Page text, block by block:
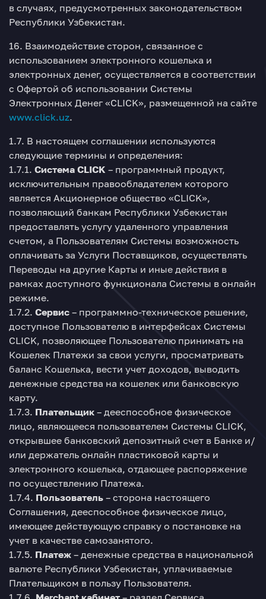
в случаях, предусмотренных законодательством
Республики Узбекистан.
16. Взаимодействие сторон, связанное с
использованием электронного кошелька и
электронных денег, осуществляется в соответствии
с Офертой об использовании Системы
Электронных Денег «CLICK», размещенной на сайте
www.click.uz.
1.7. В настоящем соглашении используются
следующие термины и определения:
1.7.1. Система CLICK – программный продукт,
исключительным правообладателем которого
является Акционерное общество «CLICK»,
позволяющий банкам Республики Узбекистан
предоставлять услугу удаленного управления
счетом, а Пользователям Системы возможность
оплачивать за Услуги Поставщиков, осуществлять
Переводы на другие Карты и иные действия в
рамках доступного функционала Системы в онлайн
режиме.
1.7.2. Сервис – программно-техническое решение,
доступное Пользователю в интерфейсах Системы
CLICK, позволяющее Пользователю принимать на
Кошелек Платежи за свои услуги, просматривать
баланс Кошелька, вести учет доходов, выводить
денежные средства на кошелек или банковскую
карту.
1.7.3. Плательщик – дееспособное физическое
лицо, являющееся пользователем Системы CLICK,
открывшее банковский депозитный счет в Банке и/
или держатель онлайн пластиковой карты и
электронного кошелька, отдающее распоряжение
по осуществлению Платежа.
1.7.4. Пользователь – сторона настоящего
Соглашения, дееспособное физическое лицо,
имеющее действующую справку о постановке на
учет в качестве самозанятого.
1.7.5. Платеж – денежные средства в национальной
валюте Республики Узбекистан, уплачиваемые
Плательщиком в пользу Пользователя.